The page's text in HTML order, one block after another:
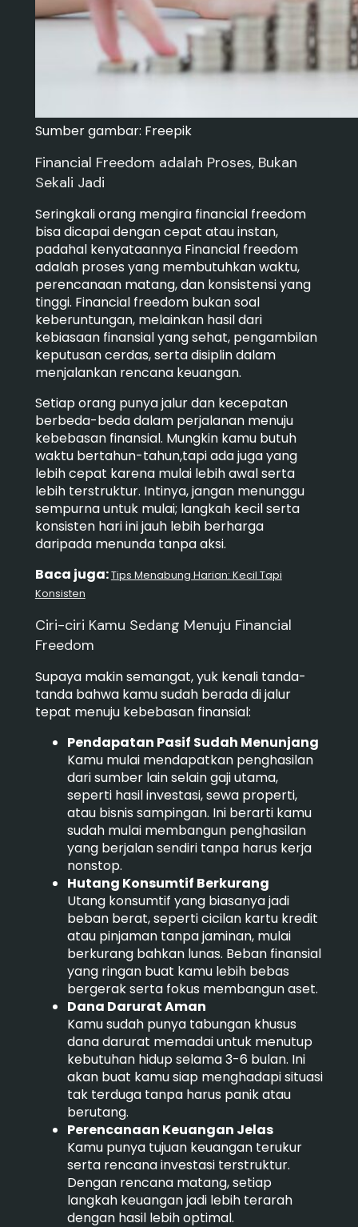
Sumber gambar: Freepik
Financial Freedom adalah Proses, Bukan
Sekali Jadi
Seringkali orang mengira financial freedom
bisa dicapai dengan cepat atau instan,
padahal kenyataannya Financial freedom
adalah proses yang membutuhkan waktu,
perencanaan matang, dan konsistensi yang
tinggi. Financial freedom bukan soal
keberuntungan, melainkan hasil dari
kebiasaan finansial yang sehat, pengambilan
keputusan cerdas, serta disiplin dalam
menjalankan rencana keuangan.
Setiap orang punya jalur dan kecepatan
berbeda-beda dalam perjalanan menuju
kebebasan finansial. Mungkin kamu butuh
waktu bertahun-tahun,tapi ada juga yang
lebih cepat karena mulai lebih awal serta
lebih terstruktur. Intinya, jangan menunggu
sempurna untuk mulai; langkah kecil serta
konsisten hari ini jauh lebih berharga
daripada menunda tanpa aksi.
Baca juga:Tips Menabung Harian: Kecil Tapi
Konsisten
Ciri-ciri Kamu Sedang Menuju Financial
Freedom
Supaya makin semangat, yuk kenali tanda-
tanda bahwa kamu sudah berada di jalur
tepat menuju kebebasan finansial:
Pendapatan Pasif Sudah Menunjang
Kamu mulai mendapatkan penghasilan
dari sumber lain selain gaji utama,
seperti hasil investasi, sewa properti,
atau bisnis sampingan. Ini berarti kamu
sudah mulai membangun penghasilan
yang berjalan sendiri tanpa harus kerja
nonstop.
Hutang Konsumtif Berkurang
Utang konsumtif yang biasanya jadi
beban berat, seperti cicilan kartu kredit
atau pinjaman tanpa jaminan, mulai
berkurang bahkan lunas. Beban finansial
yang ringan buat kamu lebih bebas
bergerak serta fokus membangun aset.
Dana Darurat Aman
Kamu sudah punya tabungan khusus
dana darurat memadai untuk menutup
kebutuhan hidup selama 3-6 bulan. Ini
akan buat kamu siap menghadapi situasi
tak terduga tanpa harus panik atau
berutang.
Perencanaan Keuangan Jelas
Kamu punya tujuan keuangan terukur
serta rencana investasi terstruktur.
Dengan rencana matang, setiap
langkah keuangan jadi lebih terarah
dengan hasil lebih optimal.